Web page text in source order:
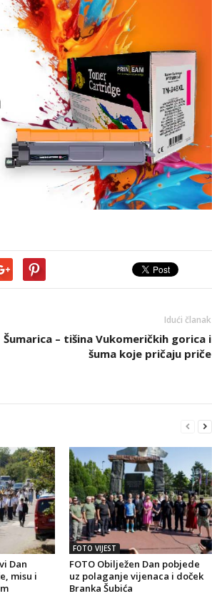
Idući članak
Šumarica – tišina Vukomeričkih gorica i
šuma koje pričaju priče
Dan
misu i
FOTO VIJEST
FOTO Obilježen Dan pobjede
uz polaganje vijenaca i doček
Branka Šubića